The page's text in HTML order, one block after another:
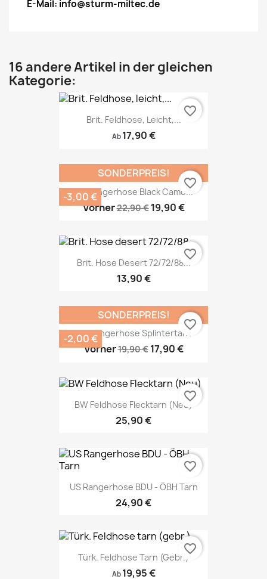
E-Mail: info@sturm-miltec.de
16 andere Artikel in der gleichen
Kategorie:
Brit. Feldhose, Leicht,...
Ab 17,90 €
favorite_border
US Rangerhose Black Camo...
Vorher22,90 € 19,90 €
SONDERPREIS!
-3,00 €
favorite_border
Brit. Hose Desert 72/72/88...
13,90 €
favorite_border
US Rangerhose Splintertarn
Vorher19,90 € 17,90 €
SONDERPREIS!
-2,00 €
favorite_border
BW Feldhose Flecktarn (Neu)
25,90 €
favorite_border
US Rangerhose BDU - ÖBH Tarn
24,90 €
favorite_border
Türk. Feldhose Tarn (gebr.)
Ab 19,95 €
favorite_border